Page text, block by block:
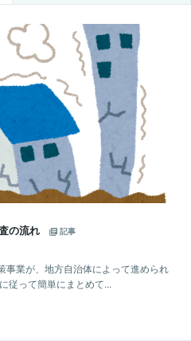
の流れ
記事
事業が、地方自治体によって進められ
って簡単にまとめて...